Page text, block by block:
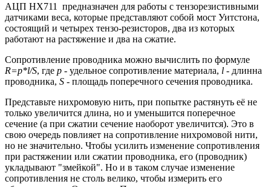
АЦП HX711 предназначен для работы с тензорезистивными
датчиками веса, которые представляют собой мост Уитстона,
состоящий и четырех тензо-резисторов, два из которых
работают на растяжение и два на сжатие.
Сопротивление проводника можно вычислить по формуле
R=p*l/S, где p - удельное сопротивление материала, l - длинна
проводника, S - площадь поперечного сечения проводника.
Представьте нихромовую нить, при попытке растянуть её не
только увеличится длина, но и уменьшится поперечное
сечение (а при сжатии сечение наоборот увеличится). Это в
свою очередь повлияет на сопротивление нихромовой нити,
но не значительно. Чтобы усилить изменение сопротивления
при растяжении или сжатии проводника, его (проводник)
укладывают "змейкой". Но и в таком случае изменение
сопротивления не столь велико, чтобы измерить его